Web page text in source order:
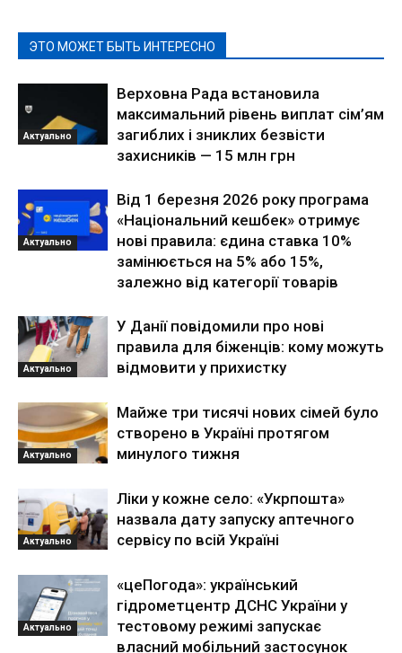
ЭТО МОЖЕТ БЫТЬ ИНТЕРЕСНО
Актуально
Верховна Рада встановила
максимальний рівень виплат сім’ям
загиблих і зниклих безвісти
захисників — 15 млн грн
Актуально
Від 1 березня 2026 року програма
«Національний кешбек» отримує
нові правила: єдина ставка 10%
замінюється на 5% або 15%,
залежно від категорії товарів
Актуально
У Данії повідомили про нові
правила для біженців: кому можуть
відмовити у прихистку
Актуально
Майже три тисячі нових сімей було
створено в Україні протягом
минулого тижня
Актуально
Ліки у кожне село: «Укрпошта»
назвала дату запуску аптечного
сервісу по всій Україні
Актуально
«цеПогода»: український
гідрометцентр ДСНС України у
тестовому режимі запускає
власний мобільний застосунок